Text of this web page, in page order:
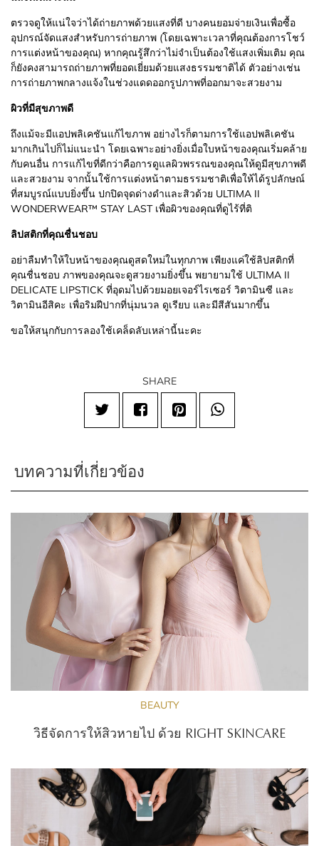
ตรวจดูให้แน่ใจว่าได้ถ่ายภาพด้วยแสงที่ดี บางคนยอมจ่ายเงินเพื่อซื้อ
อุปกรณ์จัดแสงสำหรับการถ่ายภาพ (โดยเฉพาะเวลาที่คุณต้องการโชว์
การแต่งหน้าของคุณ) หากคุณรู้สึกว่าไม่จำเป็นต้องใช้แสงเพิ่มเติม คุณ
ก็ยังคงสามารถถ่ายภาพที่ยอดเยี่ยมด้วยแสงธรรมชาติได้ ตัวอย่างเช่น
การถ่ายภาพกลางแจ้งในช่วงแดดออกรูปภาพที่ออกมาจะสวยงาม
ผิวที่มีสุขภาพดี
ถึงแม้จะมีแอปพลิเคชันแก้ไขภาพ อย่างไรก็ตามการใช้แอปพลิเคชัน
มากเกินไปก็ไม่แนะนำ โดยเฉพาะอย่างยิ่งเมื่อใบหน้าของคุณเริ่มคล้าย
กับคนอื่น การแก้ไขที่ดีกว่าคือการดูแลผิวพรรณของคุณให้ดูมีสุขภาพดี
และสวยงาม จากนั้นใช้การแต่งหน้าตามธรรมชาติเพื่อให้ได้รูปลักษณ์
ที่สมบูรณ์แบบยิ่งขึ้น ปกปิดจุดด่างดำและสิวด้วย ULTIMA II
WONDERWEAR™ STAY LAST เพื่อผิวของคุณที่ดูไร้ที่ติ
ลิปสติกที่คุณชื่นชอบ
อย่าลืมทำให้ใบหน้าของคุณดูสดใหม่ในทุกภาพ เพียงแค่ใช้ลิปสติกที่
คุณชื่นชอบ ภาพของคุณจะดูสวยงามยิ่งขึ้น พยายามใช้ ULTIMA II
DELICATE LIPSTICK ที่อุดมไปด้วยมอยเจอร์ไรเซอร์ วิตามินซี และ
วิตามินอีสิคะ เพื่อริมฝีปากที่นุ่มนวล ดูเรียบ และมีสีสันมากขึ้น
ขอให้สนุกกับการลองใช้เคล็ดลับเหล่านี้นะคะ
SHARE
บทความที่เกี่ยวข้อง
BEAUTY
วิธีจัดการให้สิวหายไป ด้วย RIGHT SKINCARE